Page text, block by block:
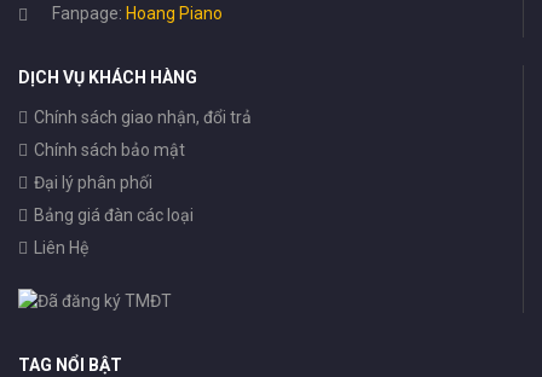
Fanpage: Hoang Piano
DỊCH VỤ KHÁCH HÀNG
Chính sách giao nhận, đổi trả
Chính sách bảo mật
Đại lý phân phối
Bảng giá đàn các loại
Liên Hệ
TAG NỔI BẬT